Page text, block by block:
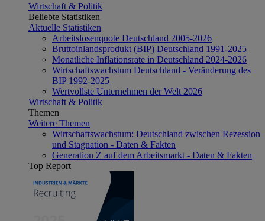
Wirtschaft & Politik
Beliebte Statistiken
Aktuelle Statistiken
Arbeitslosenquote Deutschland 2005-2026
Bruttoinlandsprodukt (BIP) Deutschland 1991-2025
Monatliche Inflationsrate in Deutschland 2024-2026
Wirtschaftswachstum Deutschland - Veränderung des
BIP 1992-2025
Wertvollste Unternehmen der Welt 2026
Wirtschaft & Politik
Themen
Weitere Themen
Wirtschaftswachstum: Deutschland zwischen Rezession
und Stagnation - Daten & Fakten
Generation Z auf dem Arbeitsmarkt - Daten & Fakten
Top Report